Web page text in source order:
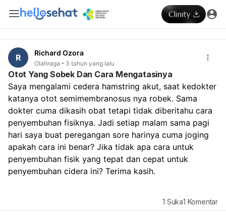
R Richard Ozora
Olahraga 3 tahun yang lalu
Otot Yang Sobek Dan Cara Mengatasinya
Saya mengalami cedera hamstring akut, saat kedokter
katanya otot semimembranosus nya robek. Sama
dokter cuma dikasih obat tetapi tidak diberitahu cara
penyembuhan fisiknya. Jadi setiap malam sama pagi
hari saya buat peregangan sore harinya cuma joging
apakah cara ini benar? Jika tidak apa cara untuk
penyembuhan fisik yang tepat dan cepat untuk
penyembuhan cidera ini? Terima kasih.
1 Suka1 Komentar